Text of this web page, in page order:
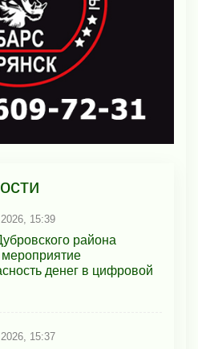
15:39
района
денег в цифровой
15:37